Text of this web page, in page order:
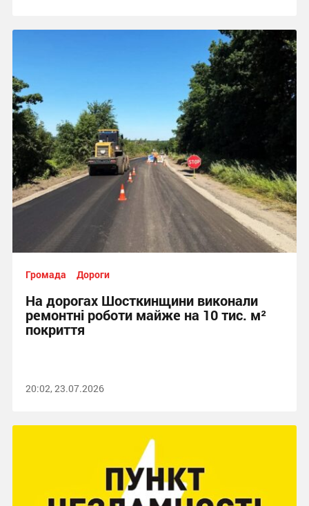
Громада Дороги
На дорогах Шосткинщини виконали
ремонтні роботи майже на 10 тис. м²
покриття
20:02, 23.07.2026